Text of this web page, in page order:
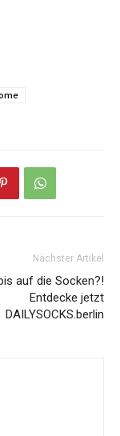
Nächster Artikel
auf die Socken?!
Entdecke jetzt
DAILYSOCKS.berlin